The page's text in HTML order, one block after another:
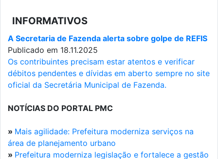
INFORMATIVOS
A Secretaria de Fazenda alerta sobre golpe de REFIS
Publicado em 18.11.2025
Os contribuintes precisam estar atentos e verificar
débitos pendentes e dívidas em aberto sempre no site
oficial da Secretária Municipal de Fazenda.
NOTÍCIAS DO PORTAL PMC
» Mais agilidade: Prefeitura moderniza serviços na
área de planejamento urbano
» Prefeitura moderniza legislação e fortalece a gestão